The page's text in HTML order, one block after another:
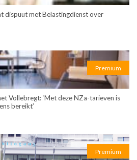
dispuut met Belastingdienst over
Premium
Vollebregt: ‘Met deze NZa-tarieven is
bereikt’
Premium